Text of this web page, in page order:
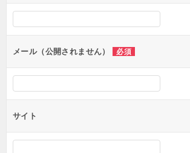
シ
ョ
ンメール（公開されません） 必須
サイト